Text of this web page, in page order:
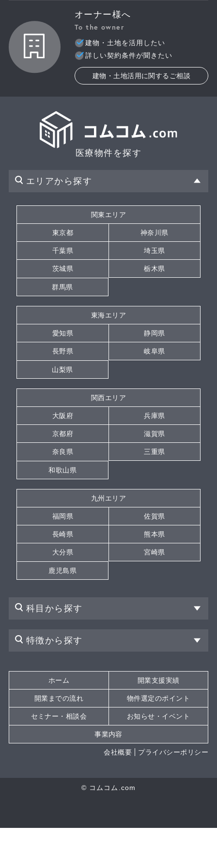
オーナー様へ
To the owner
建物・土地を活用したい
詳しい契約条件が聞きたい
建物・土地活用に関するご相談
医療物件を探す
エリアから探す
関東エリア
東京都 神奈川県
千葉県 埼玉県
茨城県 栃木県
群馬県
東海エリア
愛知県 静岡県
長野県 岐阜県
山梨県
関西エリア
大阪府 兵庫県
京都府 滋賀県
奈良県 三重県
和歌山県
九州エリア
福岡県 佐賀県
長崎県 熊本県
大分県 宮崎県
鹿児島県
科目から探す
特徴から探す
ホーム 開業支援実績
開業までの流れ 物件選定のポイント
セミナー・相談会 お知らせ・イベント
事業内容
会社概要 プライバシーポリシー
© コムコム.com